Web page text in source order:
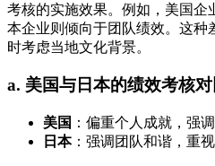
考核的实施效果。例如，美国企
本企业则倾向于团队绩效。这种
时考虑当地文化背景。
a. 美国与日本的绩效考核
美国 ：偏重个人成就，强
日本：强调团队和谐，重